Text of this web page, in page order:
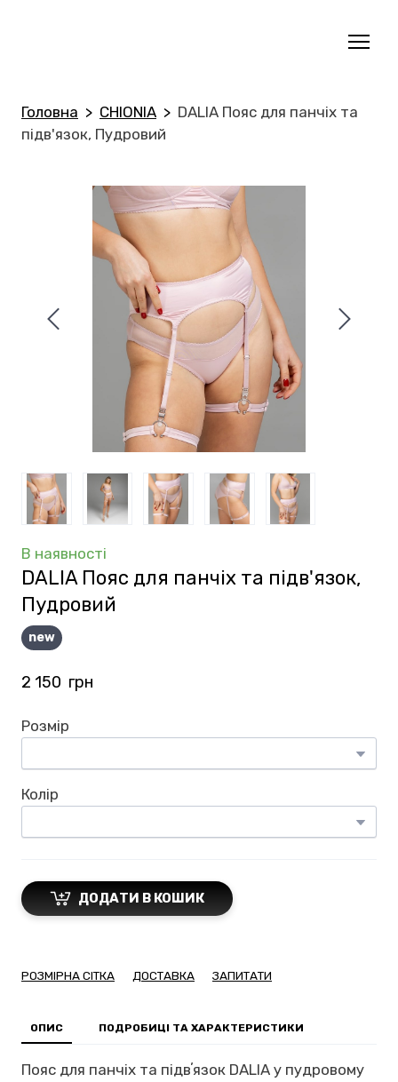
Головна CHIONIA
DALIA Пояс для панчіх та
підв'язок, Пудровий
В наявності
DALIA Пояс для панчіх та підв'язок,
Пудровий
new
2 150  грн
Розмір
Колір
ДОДАТИ В КОШИК
РОЗМІРНА СІТКА ДОСТАВКА ЗАПИТАТИ
ОПИС ПОДРОБИЦІ ТА ХАРАКТЕРИСТИКИ
Пояс для панчіх та підвʼязок DALIA у пудровому